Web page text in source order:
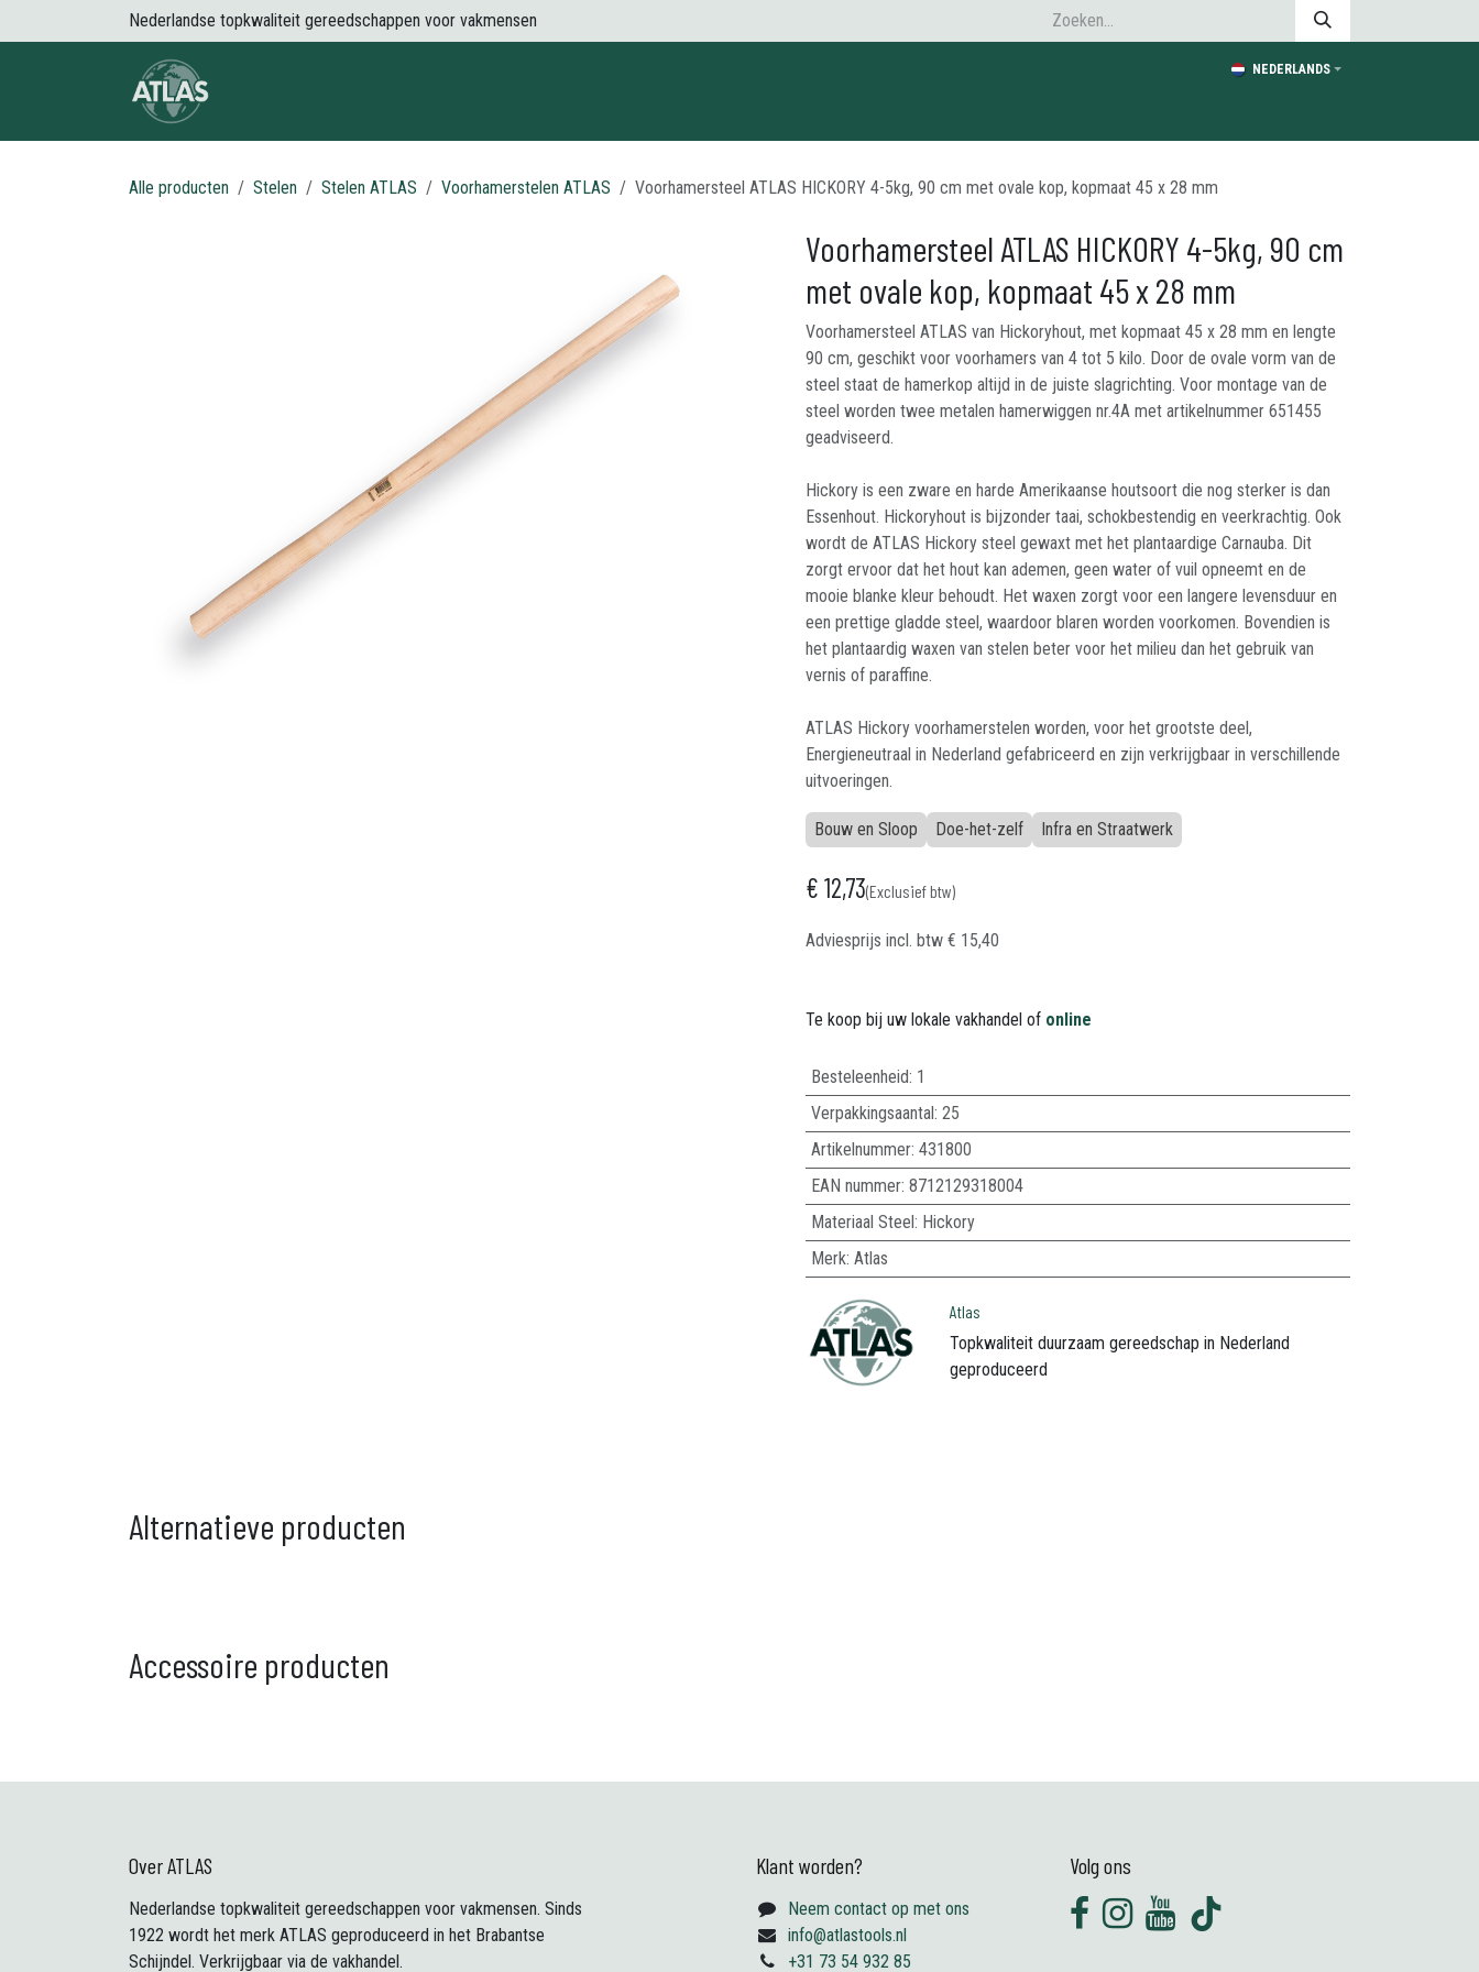
Overslaan naar inhoudNederlandse topkwaliteit gereedschappen voor vakmensen
NEDERLANDS
Alle producten Stelen Stelen ATLAS Voorhamerstelen ATLAS Voorhamersteel ATLAS HICKORY 4-5kg, 90 cm met ovale kop, kopmaat 45 x 28 mm
Voorhamersteel ATLAS HICKORY 4-5kg, 90 cm
met ovale kop, kopmaat 45 x 28 mm
Voorhamersteel ATLAS van Hickoryhout, met kopmaat 45 x 28 mm en lengte
90 cm, geschikt voor voorhamers van 4 tot 5 kilo. Door de ovale vorm van de
steel staat de hamerkop altijd in de juiste slagrichting. Voor montage van de
steel worden twee metalen hamerwiggen nr.4A met artikelnummer 651455
geadviseerd.
Hickory is een zware en harde Amerikaanse houtsoort die nog sterker is dan
Essenhout. Hickoryhout is bijzonder taai, schokbestendig en veerkrachtig. Ook
wordt de ATLAS Hickory steel gewaxt met het plantaardige Carnauba. Dit
zorgt ervoor dat het hout kan ademen, geen water of vuil opneemt en de
mooie blanke kleur behoudt. Het waxen zorgt voor een langere levensduur en
een prettige gladde steel, waardoor blaren worden voorkomen. Bovendien is
het plantaardig waxen van stelen beter voor het milieu dan het gebruik van
vernis of paraffine.
ATLAS Hickory voorhamerstelen worden, voor het grootste deel,
Energieneutraal in Nederland gefabriceerd en zijn verkrijgbaar in verschillende
uitvoeringen.
Bouw en Sloop Doe-het-zelf Infra en Straatwerk
€ 12,73(Exclusief btw)
Adviesprijs incl. btw € 15,40
Te koop bij uw lokale vakhandel of online
Besteleenheid: 1
Verpakkingsaantal: 25
Artikelnummer: 431800
EAN nummer: 8712129318004
Materiaal Steel: Hickory
Merk: Atlas
Atlas
Topkwaliteit duurzaam gereedschap in Nederland
geproduceerd
Alternatieve producten
Accessoire producten
Over ATLAS
Nederlandse topkwaliteit gereedschappen voor vakmensen. Sinds
1922 wordt het merk ATLAS geproduceerd in het Brabantse
Schijndel. Verkrijgbaar via de vakhandel.
Klant worden?
Neem contact op met ons
info@atlastools.nl
+31 73 54 932 85
Volg ons